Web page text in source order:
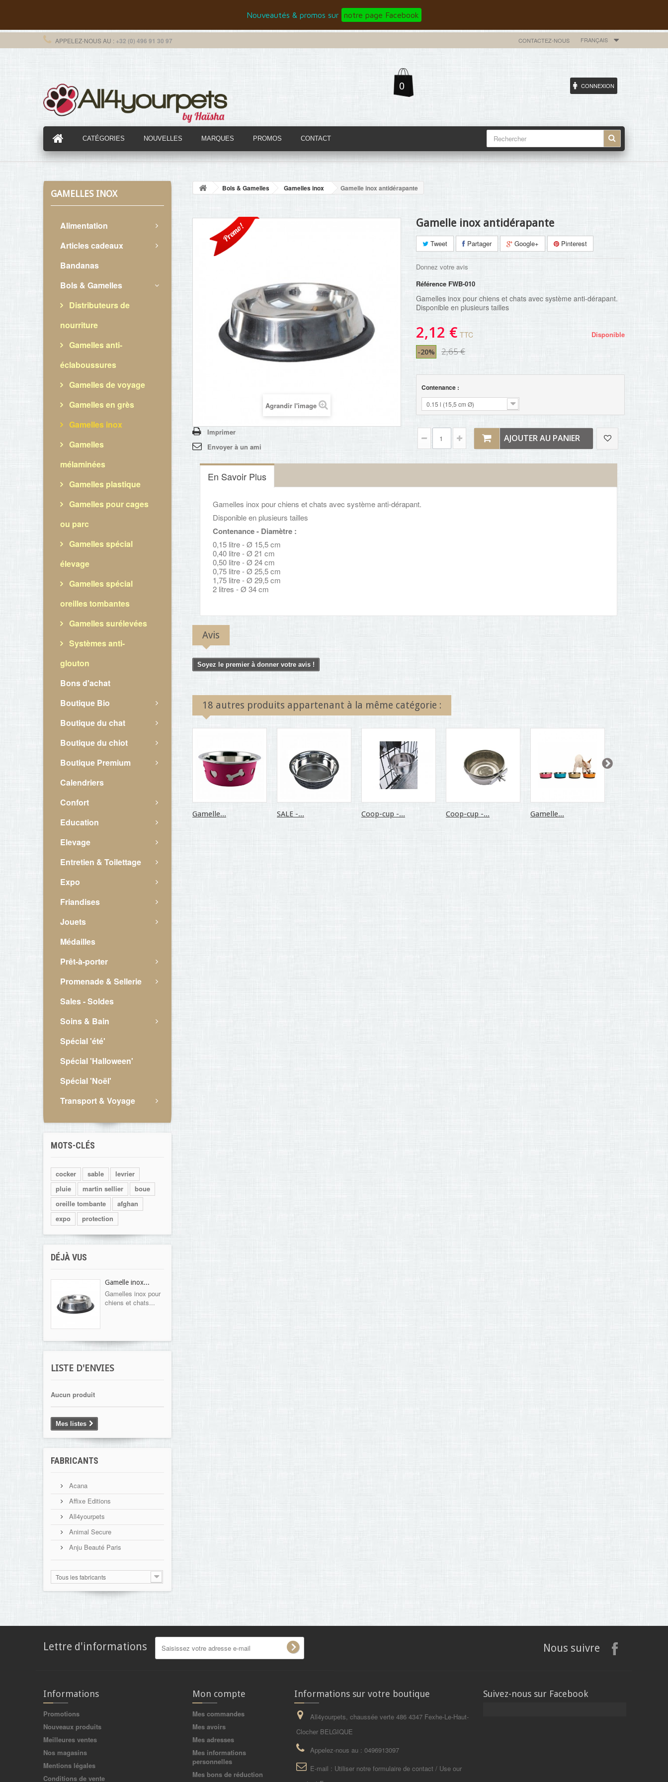
Nouveautés & promos sur notre page Facebook
FRANÇAIS
CONTACTEZ-NOUS
APPELEZ-NOUS AU : +32 (0) 496 91 30 97
0 CONNEXION
CATÉGORIES NOUVELLES MARQUES PROMOS CONTACT
GAMELLES INOX
Alimentation
Articles cadeaux
Bandanas
Bols & Gamelles
Distributeurs de
nourriture
Gamelles anti-
éclaboussures
Gamelles de voyage
Gamelles en grès
Gamelles inox
Gamelles
mélaminées
Gamelles plastique
Gamelles pour cages
ou parc
Gamelles spécial
élevage
Gamelles spécial
oreilles tombantes
Gamelles surélevées
Systèmes anti-
glouton
Bons d'achat
Boutique Bio
Boutique du chat
Boutique du chiot
Boutique Premium
Calendriers
Confort
Education
Elevage
Entretien & Toilettage
Expo
Friandises
Jouets
Médailles
Prêt-à-porter
Promenade & Sellerie
Sales - Soldes
Soins & Bain
Spécial 'été'
Spécial 'Halloween'
Spécial 'Noël'
Transport & Voyage
MOTS-CLÉS
cocker sable
levrier
pluie
martin sellier
boue
oreille tombante
afghan
expo
protection
DÉJÀ VUS
Gamelle inox...
Gamelles inox pour
chiens et chats...
LISTE D'ENVIES
Aucun produit
Mes listes
FABRICANTS
Acana
Affixe Editions
All4yourpets
Animal Secure
Anju Beauté Paris
Tous les fabricants
Bols & Gamelles Gamelles inox Gamelle inox antidérapante
Promo!
Agrandir l'image
Imprimer
Envoyer à un ami
Gamelle inox antidérapante
Tweet Partager Google+ Pinterest
Donnez votre avis
Référence FWB-010
Gamelles inox pour chiens et chats avec système anti-dérapant.
Disponible en plusieurs tailles
2,12 € TTC
-20% 2,65 €
Disponible
Contenance :
0.15 l (15,5 cm Ø)
AJOUTER AU PANIER
En Savoir Plus
Gamelles inox pour chiens et chats avec système anti-dérapant.
Disponible en plusieurs tailles
Contenance - Diamètre :
0,15 litre - Ø 15,5 cm
0,40 litre - Ø 21 cm
0,50 litre - Ø 24 cm
0,75 litre - Ø 25,5 cm
1,75 litre - Ø 29,5 cm
2 litres - Ø 34 cm
Avis
Soyez le premier à donner votre avis !
18 autres produits appartenant à la même catégorie :
Gamelle... SALE -... Coop-cup -... Coop-cup -... Gamelle...
Lettre d'informations Nous suivre
Informations
Promotions
Nouveaux produits
Meilleures ventes
Nos magasins
Mentions légales
Conditions de vente
Mon compte
Mes commandes
Mes avoirs
Mes adresses
Mes informations
personnelles
Mes bons de réduction
Informations sur votre boutique
All4yourpets, chaussée verte 486 4347 Fexhe-Le-Haut-
Clocher BELGIQUE
Appelez-nous au : 0496913097
E-mail : Utiliser notre formulaire de contact / Use our
Suivez-nous sur Facebook